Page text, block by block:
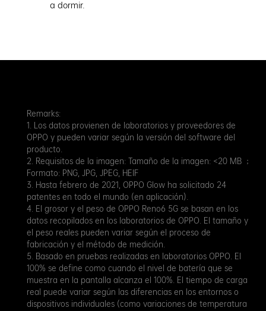
a dormir.
Remarks:
1. Los datos provienen de laboratorios y proveedores de
OPPO y pueden variar según la versión del software del
producto.
2. Requisitos de la imagen: Tamaño de la imagen: <20 MB ；
Formato: PNG, JPG, JPEG, HEIF
3. Hasta febrero de 2021, OPPO Glow ha solicitado 24
patentes en todo el mundo (en aplicación).
4. El grosor y el peso de OPPO Reno6 5G se basan en los
datos recopilados en los laboratorios de OPPO. El tamaño y
el peso reales pueden variar según el proceso de
fabricación y el método de medición.
5. Basado en pruebas realizadas en laboratorios OPPO. El
100% se define como cuando el nivel de batería que se
muestra en la pantalla alcanza el 100%. El tiempo de carga
real puede variar según las diferencias en los entornos o
dispositivos individuales (como variaciones de temperatura